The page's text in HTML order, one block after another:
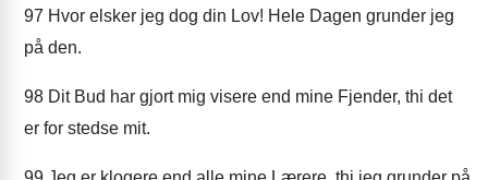
97 Hvor elsker jeg dog din Lov! Hele Dagen grunder jeg
på den.
98 Dit Bud har gjort mig visere end mine Fjender, thi det
er for stedse mit.